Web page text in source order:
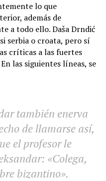
lo que
además de
a todo ello. Daša Drndić
serbia o croata, pero sí
críticas a las fuertes
las siguientes líneas, se
también enerva
de llamarse así,
el profesor le
«Colega,
bizantino».